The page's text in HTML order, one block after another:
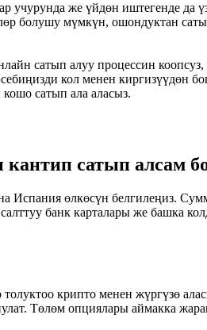
же үйдөн иштегенде да
болушу мүмкүн, ошондуктан
сатып алуу процессин
кол менен
сатып ала аласыз.
сатып алсам
Испания өлкөсүн белгилеңиз.
банк карталары же башка
крипто менен жүргүзө
Төлөм опциялары аймакка